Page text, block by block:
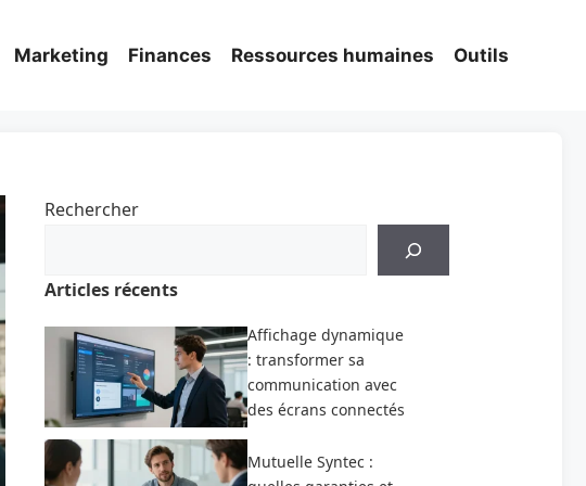
Marketing Finances Ressources humaines Outils
Rechercher
Articles récents
Affichage dynamique
: transformer sa
communication avec
des écrans connectés
Mutuelle Syntec :